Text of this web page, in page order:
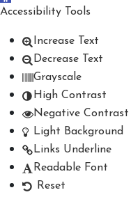
Accessibility Tools
Increase Text
Decrease Text
Grayscale
High Contrast
Negative Contrast
Light Background
Links Underline
Readable Font
Reset